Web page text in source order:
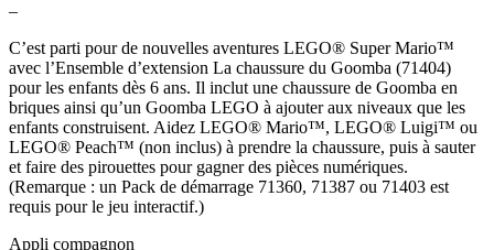
–
C’est parti pour de nouvelles aventures LEGO® Super Mario™
avec l’Ensemble d’extension La chaussure du Goomba (71404)
pour les enfants dès 6 ans. Il inclut une chaussure de Goomba en
briques ainsi qu’un Goomba LEGO à ajouter aux niveaux que les
enfants construisent. Aidez LEGO® Mario™, LEGO® Luigi™ ou
LEGO® Peach™ (non inclus) à prendre la chaussure, puis à sauter
et faire des pirouettes pour gagner des pièces numériques.
(Remarque : un Pack de démarrage 71360, 71387 ou 71403 est
requis pour le jeu interactif.)
Appli compagnon